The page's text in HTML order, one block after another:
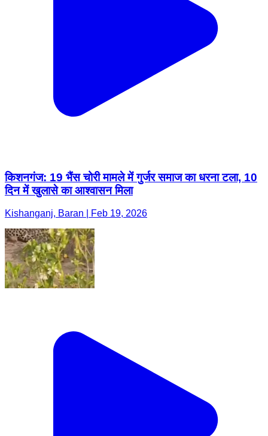
किशनगंज: 19 भैंस चोरी मामले में गुर्जर समाज का धरना टला, 10
दिन में खुलासे का आश्वासन मिला
Kishanganj, Baran | Feb 19, 2026